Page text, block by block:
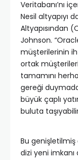
Veritabanı’nı
Nesil altyapıyı
Altyapısından
Johnson.
müşterilerinin
ortak
tamamını
gereği
büyük çaplı
buluta
Bu genişletilmiş
dizi yeni imkanı